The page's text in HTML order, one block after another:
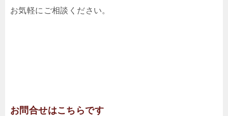
お気軽にご相談ください。
お問合せはこちらです